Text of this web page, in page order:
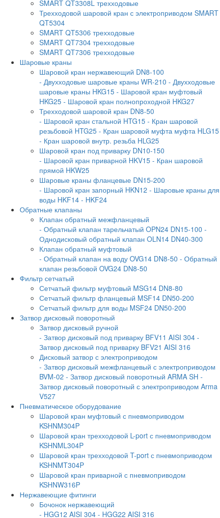
SMART QT3308L трехходовые
Трехходовой шаровой кран с электроприводом SMART
QT5304
SMART QT5306 трехходовые
SMART QT7304 трехходовые
SMART QT7306 трехходовые
Шаровые краны
Шаровой кран нержавеющий DN8-100
- Двухходовые шаровые краны WR-210 - Двухходовые
шаровые краны HKG15 - Шаровой кран муфтовый
HKG25 - Шаровой кран полнопроходной HKG27
Трехходовой шаровой кран DN8-50
- Шаровой кран стальной HTG15 - Кран шаровой
резьбовой HTG25 - Кран шаровой муфта муфта HLG15
- Кран шаровой внутр. резьба HLG25
Шаровой кран под приварку DN10-150
- Шаровой кран приварной HKV15 - Кран шаровой
прямой HKW25
Шаровые краны фланцевые DN15-200
- Шаровой кран запорный HKN12 - Шаровые краны для
воды HKF14 - HKF24
Обратные клапаны
Клапан обратный межфланцевый
- Обратный клапан тарельчатый OPN24 DN15-100 -
Однодисковый обратный клапан OLN14 DN40-300
Клапан обратный муфтовый
- Обратный клапан на воду OVG14 DN8-50 - Обратный
клапан резьбовой OVG24 DN8-50
Фильтр сетчатый
Сетчатый фильтр муфтовый MSG14 DN8-80
Сетчатый фильтр фланцевый MSF14 DN50-200
Сетчатый фильтр для воды MSF24 DN50-200
Затвор дисковый поворотный
Затвор дисковый ручной
- Затвор дисковый под приварку BFV11 AISI 304 -
Затвор дисковый под приварку BFV21 AISI 316
Дисковый затвор с электроприводом
- Затвор дисковый межфланцевый с электроприводом
BVM-02 - Затвор дисковый поворотный ARMA SH -
Затвор дисковый поворотный с электроприводом Arma
V527
Пневматическое оборудование
Шаровой кран муфтовый с пневмоприводом
KSHNM304P
Шаровой кран трехходовой L-port с пневмоприводом
KSHNML304P
Шаровой кран трехходовой T-port с пневмоприводом
KSHNMT304P
Шаровой кран приварной с пневмоприводом
KSHNW316P
Нержавеющие фитинги
Бочонок нержавеющий
- HGG12 AISI 304 - HGG22 AISI 316